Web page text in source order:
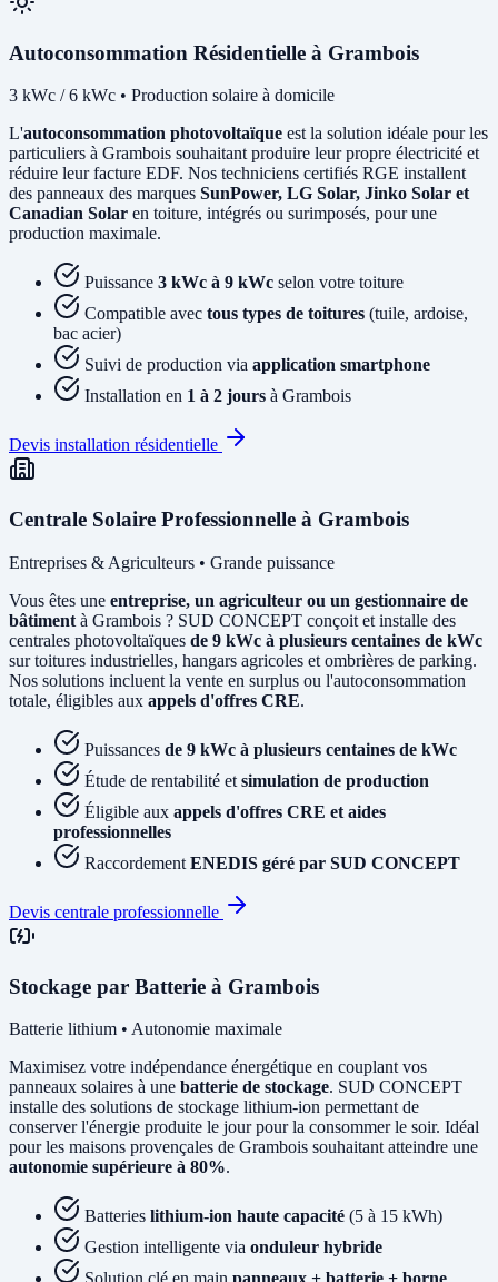
Autoconsommation Résidentielle à Grambois
3 kWc / 6 kWc • Production solaire à domicile
L'autoconsommation photovoltaïque est la solution idéale pour les
particuliers à Grambois souhaitant produire leur propre électricité et
réduire leur facture EDF. Nos techniciens certifiés RGE installent
des panneaux des marques SunPower, LG Solar, Jinko Solar et
Canadian Solar en toiture, intégrés ou surimposés, pour une
production maximale.
Puissance 3 kWc à 9 kWc selon votre toiture
Compatible avec tous types de toitures (tuile, ardoise,
bac acier)
Suivi de production via application smartphone
Installation en 1 à 2 jours à Grambois
Devis installation résidentielle
Centrale Solaire Professionnelle à Grambois
Entreprises & Agriculteurs • Grande puissance
Vous êtes une entreprise, un agriculteur ou un gestionnaire de
bâtiment à Grambois ? SUD CONCEPT conçoit et installe des
centrales photovoltaïques de 9 kWc à plusieurs centaines de kWc
sur toitures industrielles, hangars agricoles et ombrières de parking.
Nos solutions incluent la vente en surplus ou l'autoconsommation
totale, éligibles aux appels d'offres CRE.
Puissances de 9 kWc à plusieurs centaines de kWc
Étude de rentabilité et simulation de production
Éligible aux appels d'offres CRE et aides
professionnelles
Raccordement ENEDIS géré par SUD CONCEPT
Devis centrale professionnelle
Stockage par Batterie à Grambois
Batterie lithium • Autonomie maximale
Maximisez votre indépendance énergétique en couplant vos
panneaux solaires à une batterie de stockage. SUD CONCEPT
installe des solutions de stockage lithium-ion permettant de
conserver l'énergie produite le jour pour la consommer le soir. Idéal
pour les maisons provençales de Grambois souhaitant atteindre une
autonomie supérieure à 80%.
Batteries lithium-ion haute capacité (5 à 15 kWh)
Gestion intelligente via onduleur hybride